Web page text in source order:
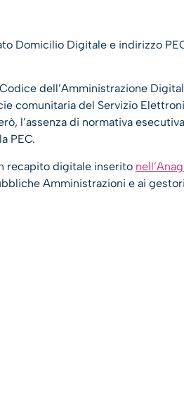
Domicilio Digitale e indirizzo
dell’Amministrazione
comunitaria del Servizio
l’assenza di normativa
PEC.
recapito digitale inserito
Amministrazioni e ai